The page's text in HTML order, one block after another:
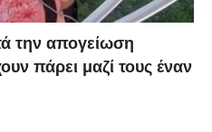
την απογείωση
πάρει μαζί τους έναν